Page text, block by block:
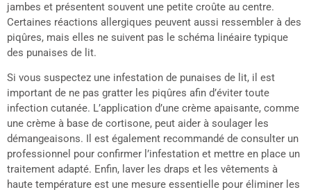
jambes et présentent souvent une petite croûte au centre.
Certaines réactions allergiques peuvent aussi ressembler à des
piqûres, mais elles ne suivent pas le schéma linéaire typique
des punaises de lit.
Si vous suspectez une infestation de punaises de lit, il est
important de ne pas gratter les piqûres afin d’éviter toute
infection cutanée. L’application d’une crème apaisante, comme
une crème à base de cortisone, peut aider à soulager les
démangeaisons. Il est également recommandé de consulter un
professionnel pour confirmer l’infestation et mettre en place un
traitement adapté. Enfin, laver les draps et les vêtements à
haute température est une mesure essentielle pour éliminer les